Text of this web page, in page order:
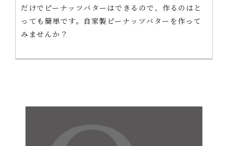
だけでピーナッツバターはできるので、作るのはと
っても簡単です。自家製ピーナッツバターを作って
みませんか？